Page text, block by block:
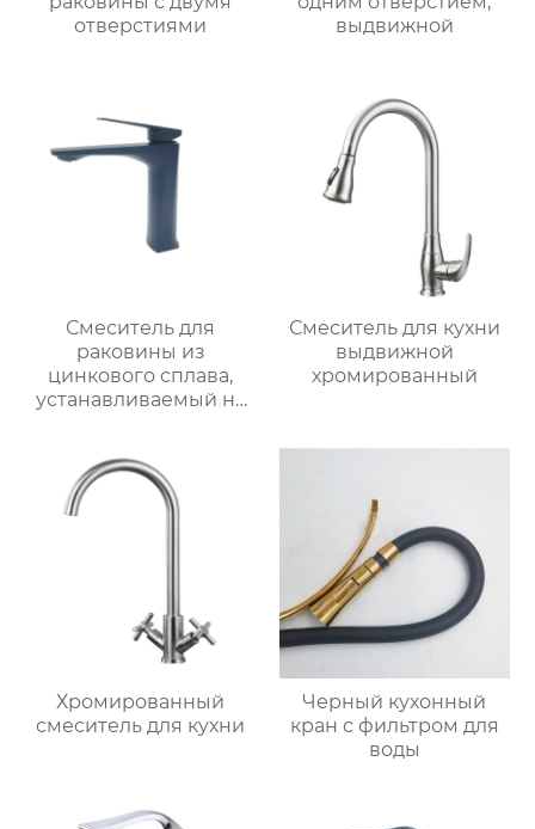
отверстиями
выдвижной
Смеситель для
раковины из
цинкового сплава,
устанавливаемый на
Смеситель для кухни
выдвижной
хромированный
Хромированный
смеситель для кухни
Черный кухонный
кран с фильтром для
воды